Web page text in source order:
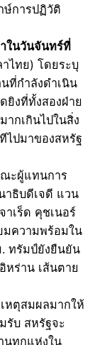
ษ์การปฏิวัติ
ในวันจันทร์ที่
าไทย) โดยระบุ
ที่กำลังดำเนิน
ยิงที่ทั้งสองฝ่าย
ากเกินไปในสิ่ง
ไปมาของสหรัฐ
ะผู้แทนการ
าธิบดีเจดี แวน
เร็ด คุชเนอร์
มความพร้อมใน
. ทรัมป์ยังยืนยัน
หร่าน เส้นตาย
หตุสมผลมากให้
รับ สหรัฐจะ
นทุกแห่งใน